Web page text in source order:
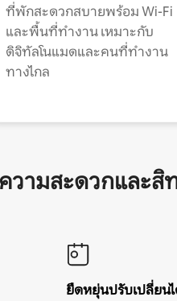
ที่พักสะดวกสบายพร้อม Wi-Fi
และพื้นที่ทำงาน เหมาะกับ
ดิจิทัลโนแมดและคนที่ทำงาน
ทางไกล
วามสะดวกและสิ
ยืดหยุ่นปรับเปลี่ยน